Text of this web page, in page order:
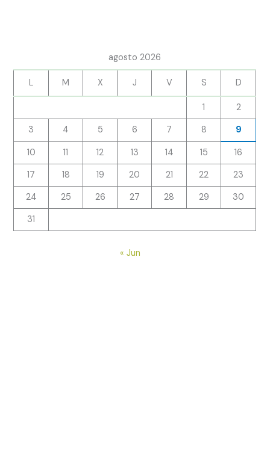
agosto 2026
L M X J V S D
1
2
3
4 5 6 7 8
9
10
11 12 13 14 15
16
17
18 19 20 21 22
23
24
25 26 27 28 29
30
31
« Jun